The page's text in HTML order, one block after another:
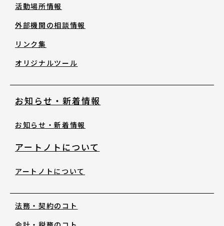
版〕
活動場所情報
オリジナルツール
活動場所情報
外部機関の相談情報
リンク集
オリジナルツール
お知らせ・新着情報
お知らせ・新着情報
アートノトについて
アートノトについて
法務・契約のコト